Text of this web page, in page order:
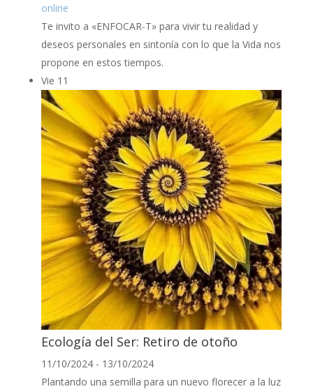
online
Te invito a «ENFOCAR-T» para vivir tu realidad y
deseos personales en sintonía con lo que la Vida nos
propone en estos tiempos.
Vie 11
Ecología del Ser: Retiro de otoño
11/10/2024- 13/10/2024
Plantando una semilla para un nuevo florecer a la luz